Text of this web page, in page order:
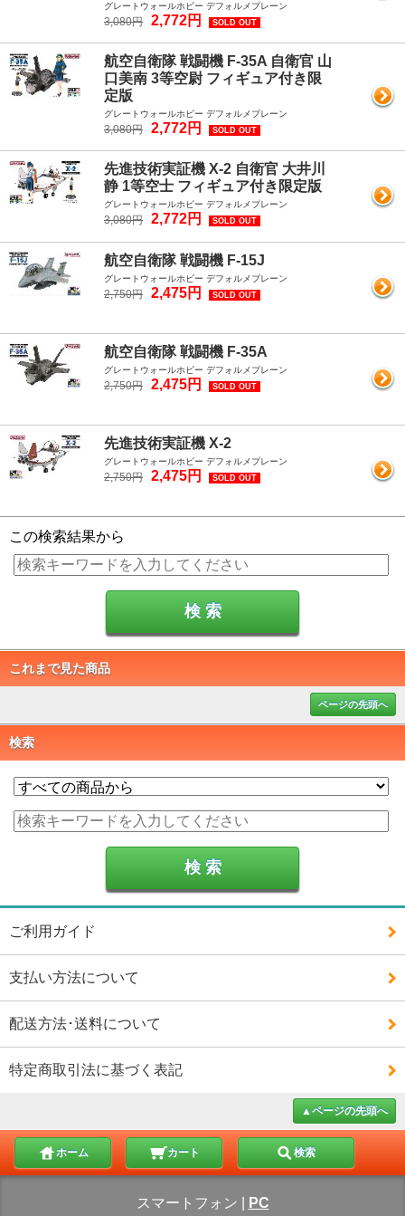
グレートウォールホビー デフォルメプレーン
3,080円 2,772円 SOLD OUT
航空自衛隊 戦闘機 F-35A 自衛官 山
口美南 3等空尉 フィギュア付き限
定版
グレートウォールホビー デフォルメプレーン
3,080円 2,772円 SOLD OUT
先進技術実証機 X-2 自衛官 大井川
静 1等空士 フィギュア付き限定版
グレートウォールホビー デフォルメプレーン
3,080円 2,772円 SOLD OUT
航空自衛隊 戦闘機 F-15J
グレートウォールホビー デフォルメプレーン
2,750円 2,475円 SOLD OUT
航空自衛隊 戦闘機 F-35A
グレートウォールホビー デフォルメプレーン
2,750円 2,475円 SOLD OUT
先進技術実証機 X-2
グレートウォールホビー デフォルメプレーン
2,750円 2,475円 SOLD OUT
この検索結果から
これまで見た商品
ページの先頭へ
検索
ご利用ガイド
支払い方法について
配送方法･送料について
特定商取引法に基づく表記
▲ページの先頭へ
ホーム カート 検索
スマートフォン PC